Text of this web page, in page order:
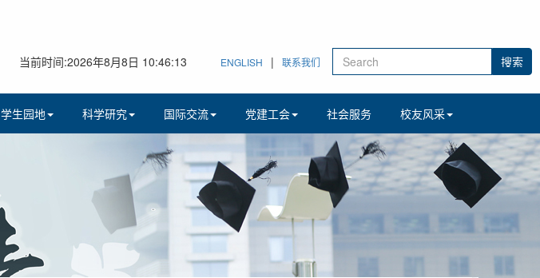
当前时间:2026年8月8日 10:46:13 ENGLISH | 联系我们
学生园地 科学研究 国际交流 党建工会 社会服务 校友风采